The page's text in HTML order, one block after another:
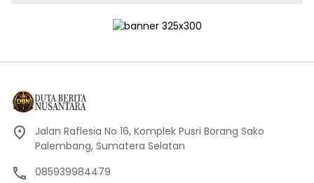
Jalan Raflesia No 16, Komplek Pusri Borang Sako
Palembang, Sumatera Selatan
085939984479